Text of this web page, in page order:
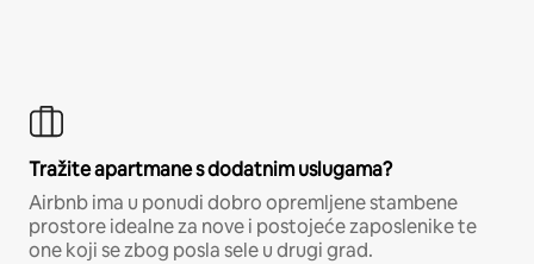
Tražite apartmane s dodatnim uslugama?
Airbnb ima u ponudi dobro opremljene stambene
prostore idealne za nove i postojeće zaposlenike te
one koji se zbog posla sele u drugi grad.